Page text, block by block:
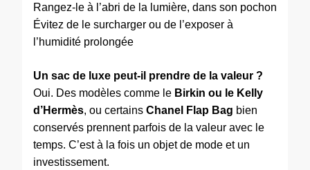
Rangez-le à l’abri de la lumière, dans son pochon
Évitez de le surcharger ou de l’exposer à
l’humidité prolongée
Un sac de luxe peut-il prendre de la valeur ?
Oui. Des modèles comme le Birkin ou le Kelly
d’Hermès, ou certains Chanel Flap Bag bien
conservés prennent parfois de la valeur avec le
temps. C’est à la fois un objet de mode et un
investissement.